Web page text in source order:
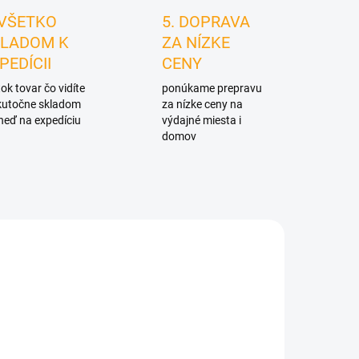
K
tovar čo vidíte
skladom
na expedíciu
5. DOPRAVA
ZA NÍZKE
CENY
ponúkame prepravu
za nízke ceny na
výdajné miesta i
domov